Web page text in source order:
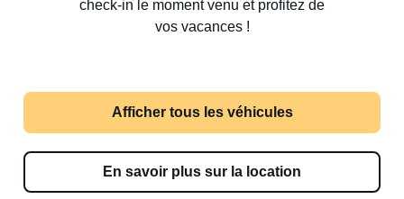
check-in le moment venu et profitez de
vos vacances !
Afficher tous les véhicules
En savoir plus sur la location